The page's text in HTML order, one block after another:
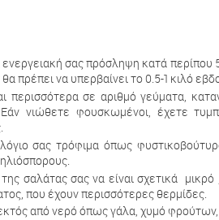
σας πρόσληψη κατά περίπου
πρέπει να υπερβαίνει το 0.5-1 κιλό
περισσότερα σε αριθμό γεύματα,
νιώθετε φουσκωμένοι, έχετε
σας τρόφιμα όπως
σαλάτας σας να είναι σχετικά
που έχουν περισσότερες θερμίδες.
από νερό όπως γάλα, χυμό